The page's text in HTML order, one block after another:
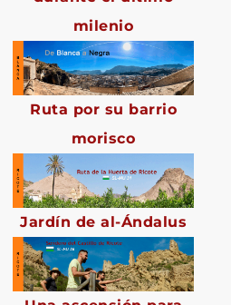
milenio
Ruta por su barrio
morisco
Jardín de al-Ándalus